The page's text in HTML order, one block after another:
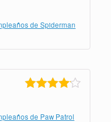
de Spiderman
de Paw Patrol